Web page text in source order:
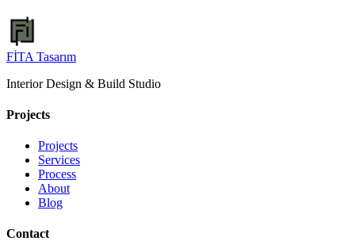
FİTA Tasarım
Interior Design & Build Studio
Projects
Projects
Services
Process
About
Blog
Contact